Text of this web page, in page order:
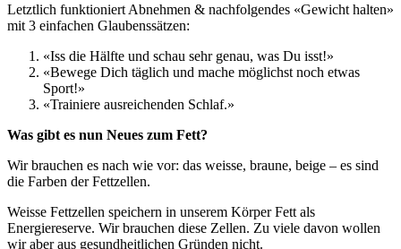
Letztlich funktioniert Abnehmen & nachfolgendes «Gewicht halten»
mit 3 einfachen Glaubenssätzen:
«Iss die Hälfte und schau sehr genau, was Du isst!»
«Bewege Dich täglich und mache möglichst noch etwas
Sport!»
«Trainiere ausreichenden Schlaf.»
Was gibt es nun Neues zum Fett?
Wir brauchen es nach wie vor: das weisse, braune, beige – es sind
die Farben der Fettzellen.
Weisse Fettzellen speichern in unserem Körper Fett als
Energiereserve. Wir brauchen diese Zellen. Zu viele davon wollen
wir aber aus gesundheitlichen Gründen nicht.